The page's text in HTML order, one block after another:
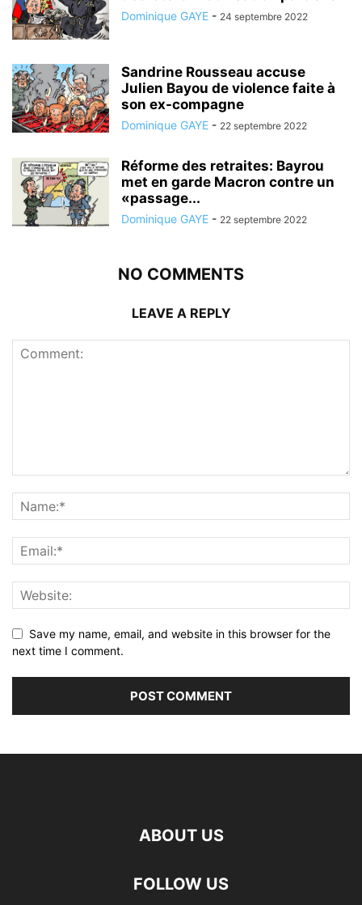
Dominique GAYE - 24 septembre 2022
Sandrine Rousseau accuse
Julien Bayou de violence faite à
son ex-compagne
Dominique GAYE - 22 septembre 2022
Réforme des retraites: Bayrou
met en garde Macron contre un
«passage...
Dominique GAYE - 22 septembre 2022
NO COMMENTS
LEAVE A REPLY
Save my name, email, and website in this browser for the
next time I comment.
ABOUT US
FOLLOW US